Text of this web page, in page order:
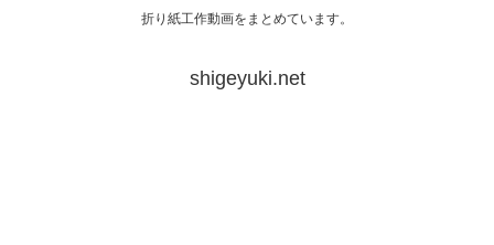
折り紙工作動画をまとめています。
shigeyuki.net